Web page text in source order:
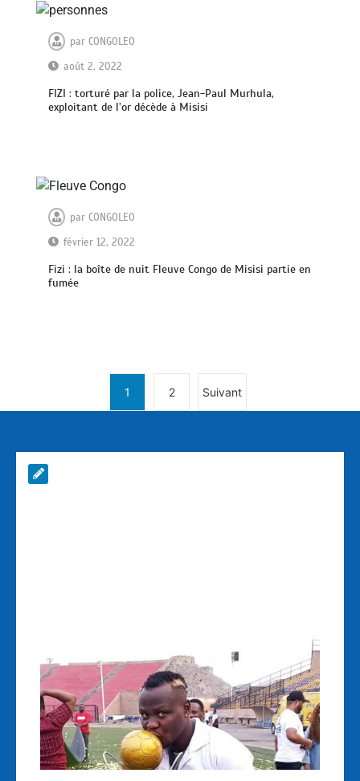
parCONGOLEO
août 2, 2022
FIZI : torturé par la police, Jean-Paul Murhula,
exploitant de l’or décède à Misisi
parCONGOLEO
février 12, 2022
Fizi : la boîte de nuit Fleuve Congo de Misisi partie en
fumée
1 2 Suivant